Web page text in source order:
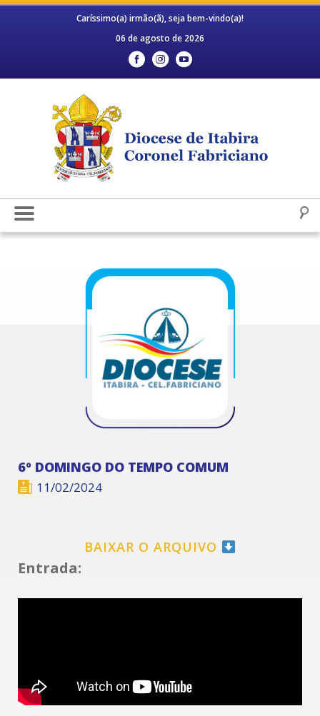
Caríssimo(a) irmão(ã), seja bem-vindo(a)!
06 de agosto de 2026
6º DOMINGO DO TEMPO COMUM
11/02/2024
BAIXAR O ARQUIVO
Entrada: